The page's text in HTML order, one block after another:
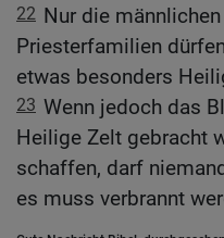
22 Nur die
Priesterfamilien
etwas besonders
23 Wenn jedoch das
Heilige Zelt gebracht
schaffen, darf
es muss verbrannt